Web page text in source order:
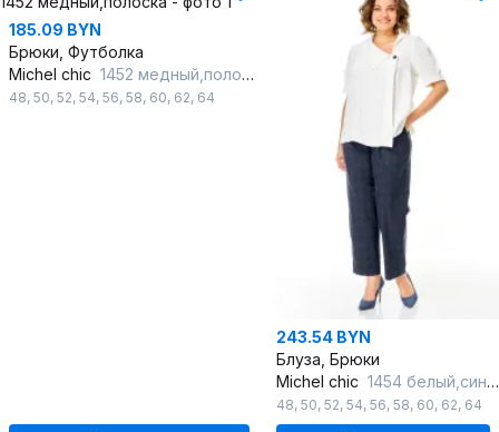
185.09 BYN
Брюки, Футболка
Michel chic 1452 медный,полоска
48, 50, 52, 54, 56, 58, 60, 62, 64
243.54 BYN
Блуза, Брюки
Michel chic 1454 белый,синий_гленчек
48, 50, 52, 54, 56, 58, 60, 62, 64